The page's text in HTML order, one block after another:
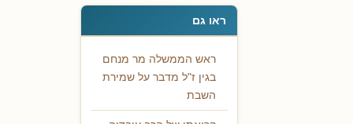
ראו גם
ראש הממשלה מר מנחם
בגין ז"ל מדבר על שמירת
השבת